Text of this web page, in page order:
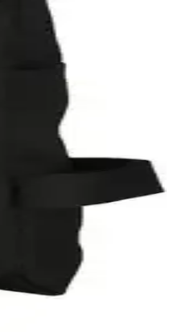
seçimine yardımcı